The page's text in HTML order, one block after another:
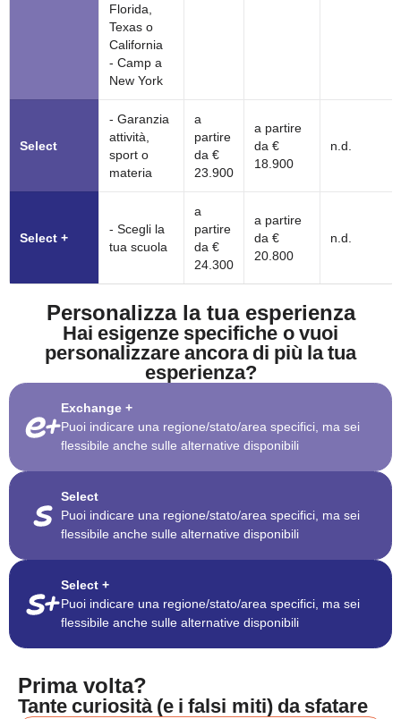
Florida,
Texas o
California
- Camp a
New York
Select
- Garanzia
attività,
sport o
materia
a
partire
da €
23.900
a partire
da €
18.900
n.d.
Select +
- Scegli la
tua scuola
a
partire
da €
24.300
a partire
da €
20.800
n.d.
Personalizza la tua esperienza
Hai esigenze specifiche o vuoi
personalizzare ancora di più la tua
esperienza?
Exchange +
Puoi indicare una regione/stato/area specifici, ma sei
flessibile anche sulle alternative disponibili
Select
Puoi indicare una regione/stato/area specifici, ma sei
flessibile anche sulle alternative disponibili
Select +
Puoi indicare una regione/stato/area specifici, ma sei
flessibile anche sulle alternative disponibili
Prima volta?
Tante curiosità (e i falsi miti) da sfatare